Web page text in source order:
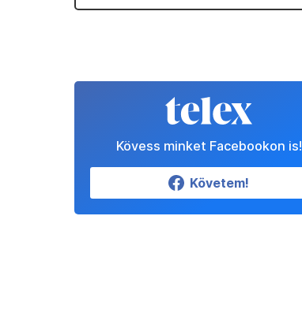
Kövess minket Facebookon is!
Követem!